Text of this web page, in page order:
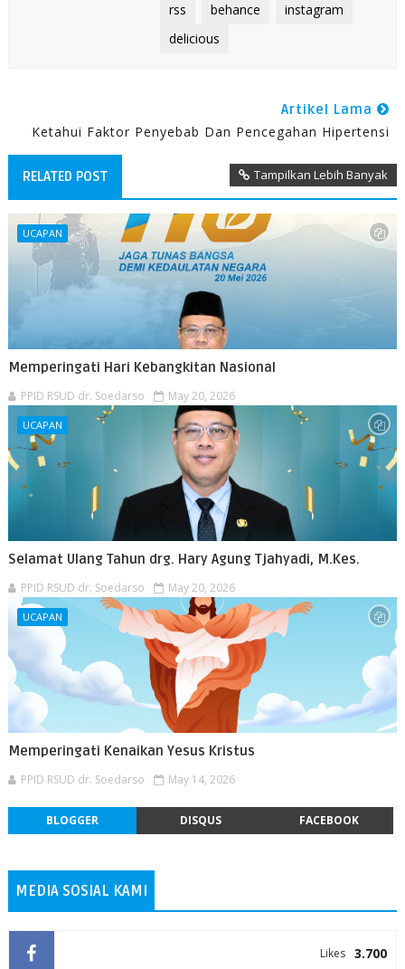
rss behance
instagram
delicious
Artikel Lama
Ketahui Faktor Penyebab Dan Pencegahan Hipertensi
RELATED POST Tampilkan Lebih Banyak
UCAPAN
Memperingati Hari Kebangkitan Nasional
PPID RSUD dr. Soedarso May 20, 2026
UCAPAN
Selamat Ulang Tahun drg. Hary Agung Tjahyadi, M.Kes.
PPID RSUD dr. Soedarso May 20, 2026
UCAPAN
Memperingati Kenaikan Yesus Kristus
PPID RSUD dr. Soedarso May 14, 2026
BLOGGER DISQUS FACEBOOK
MEDIA SOSIAL KAMI
3.700
Likes